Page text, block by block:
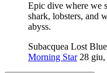
Epic dive where we
shark, lobsters, and
abyss.
Subacquea Lost
Morning Star 28 giu,